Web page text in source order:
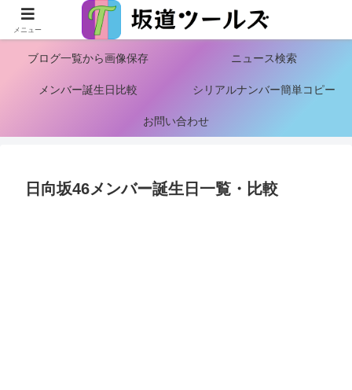
ロケ地情報 ブログ検索から画像保存
ブログ一覧から画像保存 ニュース検索
メンバー誕生日比較 シリアルナンバー簡単コピー
お問い合わせ
日向坂46メンバー誕生日一覧・比較
メニュー